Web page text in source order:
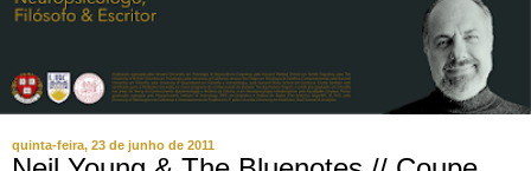
quinta-feira, 23 de junho de 2011